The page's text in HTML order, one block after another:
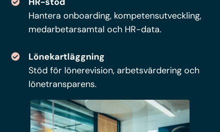
Hantera onboarding, kompetensutveckling,
medarbetarsamtal och HR-data.
Lönekartläggning
Stöd för lönerevision, arbetsvärdering och
lönetransparens.